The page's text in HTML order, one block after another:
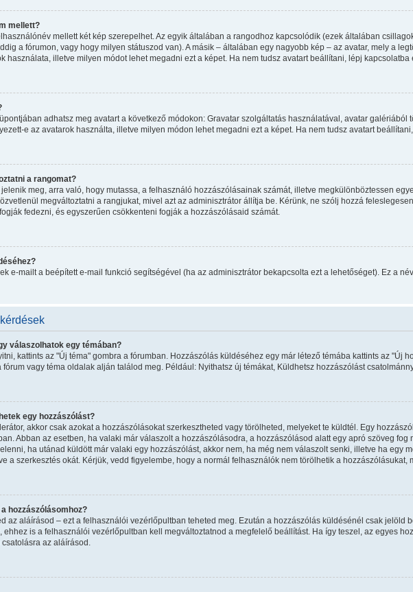
mellett?
mellett két kép szerepelhet. Az egyik általában a rangodhoz kapcsolódik (ezek általában
a fórumon, vagy hogy milyen státuszod van). A másik – általában egy nagyobb kép – az avatar, mely a
használata, illetve milyen módot lehet megadni ezt a képet. Ha nem tudsz avatart beállítani, lépj
adhatsz meg avatart a következő módokon: Gravatar szolgáltatás használatával, avatar
e az avatarok használta, illetve milyen módon lehet megadni ezt a képet. Ha nem tudsz avatart
a rangomat?
meg, arra való, hogy mutassa, a felhasználó hozzászólásainak számát, illetve megkülönböztessen
megváltoztatni a rangjukat, mivel azt az adminisztrátor állítja be. Kérünk, ne szólj hozzá
fedezni, és egyszerűen csökkenteni fogják a hozzászólásaid számát.
e-mailt a beépített e-mail funkció segítségével (ha az adminisztrátor bekapcsolta ezt a lehetőséget). Ez a
válaszolhatok egy témában?
kattints az "Új téma" gombra a fórumban. Hozzászólás küldéséhez egy már létező témába kattints az "Új
vagy téma oldalak alján találod meg. Például: Nyithatsz új témákat, Küldhetsz hozzászólást
egy hozzászólást?
akkor csak azokat a hozzászólásokat szerkesztheted vagy törölheted, melyeket te küldtél. Egy
Abban az esetben, ha valaki már válaszolt a hozzászólásodra, a hozzászólásod alatt egy apró szöveg
ha utánad küldött már valaki egy hozzászólást, akkor nem, ha még nem válaszolt senki, illetve ha egy
a szerkesztés okát. Kérjük, vedd figyelembe, hogy a normál felhasználók nem törölhetik a hozzászólásukat,
hozzászólásomhoz?
az aláírásod – ezt a felhasználói vezérlőpultban teheted meg. Ezután a hozzászólás küldésénél csak jelöld
ehhez is a felhasználói vezérlőpultban kell megváltoztatnod a megfelelő beállítást. Ha így teszel, az egyes
az aláírásod.